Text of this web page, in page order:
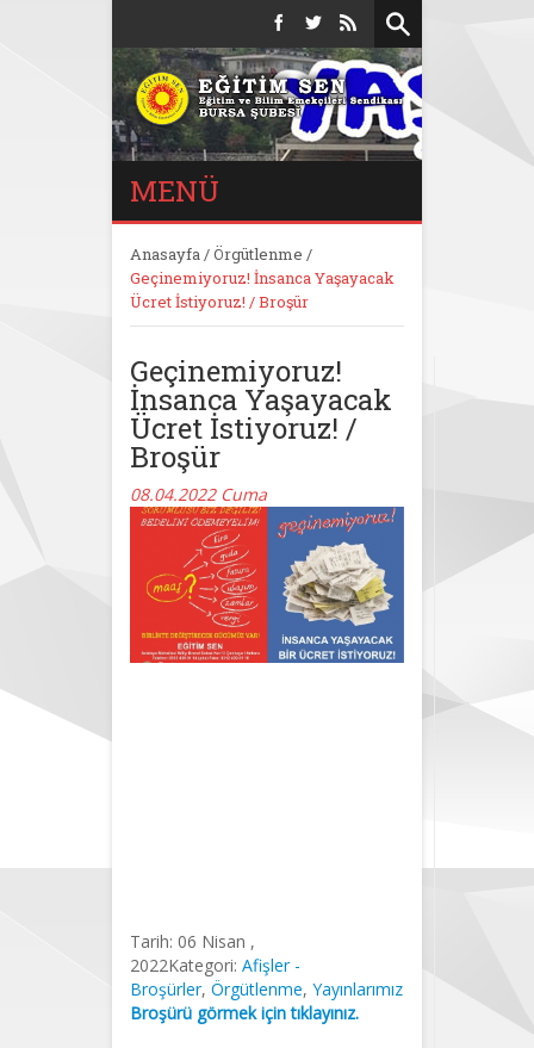
MENÜ
Anasayfa/Örgütlenme /
Geçinemiyoruz! İnsanca Yaşayacak
Ücret İstiyoruz! / Broşür
Geçinemiyoruz!
İnsanca Yaşayacak
Ücret İstiyoruz! /
Broşür
08.04.2022 Cuma
Tarih: 06 Nisan ,
2022Kategori: Afişler -
Broşürler, Örgütlenme, Yayınlarımız
Broşürü görmek için tıklayınız.